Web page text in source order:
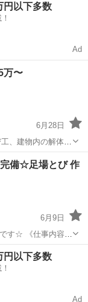
円以下多数
Ad
万〜
6月28日
、建物内の解体。
、空調設備、解体
わっていただきま
備☆足場とび 作
6月9日
内容》
に行なっていま
す。 《活かせる経験》 足場作業 その他建設作業経験 《...
円以下多数
Ad